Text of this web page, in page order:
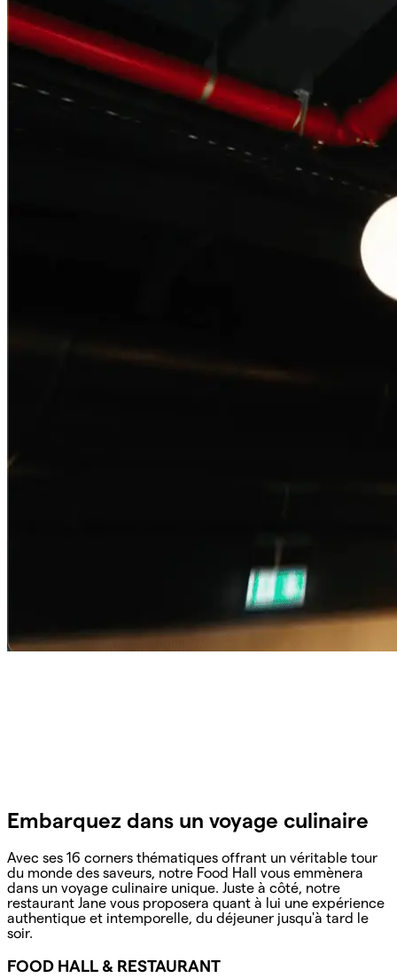
Embarquez dans un voyage culinaire
Avec ses 16 corners thématiques offrant un véritable tour
du monde des saveurs, notre Food Hall vous emmènera
dans un voyage culinaire unique. Juste à côté, notre
restaurant Jane vous proposera quant à lui une expérience
authentique et intemporelle, du déjeuner jusqu'à tard le
soir.
FOOD HALL & RESTAURANT